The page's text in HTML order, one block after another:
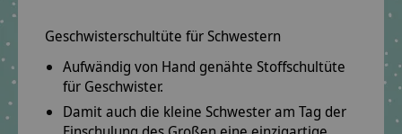
Geschwisterschultüte für Schwestern
Aufwändig von Hand genähte Stoffschultüte
für Geschwister.
Damit auch die kleine Schwester am Tag der